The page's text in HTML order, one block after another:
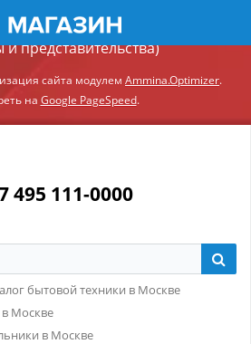
сайт модуля Ammina.Регионы
представительства)
сайта модулем Ammina.Optimizer.
на Google PageSpeed.
495 111-0000
бытовой техники в Москве
в Москве
в Москве